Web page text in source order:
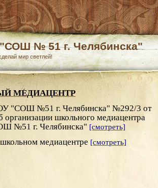
№ 51 г. Челябинска"
мир светлей!
МЕДИАЦЕНТР
"СОШ №51 г. Челябинска" №292/3 от
школьного медиацентра
№51 г. Челябинска" [смотреть]
медиацентре [смотреть]